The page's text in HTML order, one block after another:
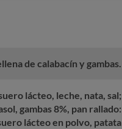
de calabacín y gambas.
lácteo, leche, nata, sal;
gambas 8%, pan rallado:
lácteo en polvo, patata